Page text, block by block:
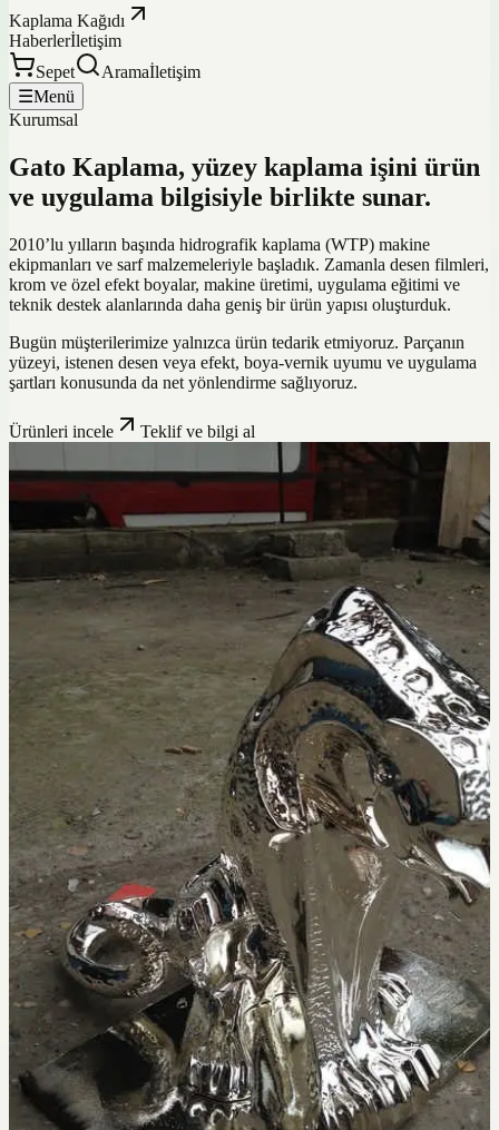
Kaplama Kağıdı
Haberlerİletişim
Sepet
Aramaİletişim
☰Menü
Kurumsal
Gato Kaplama, yüzey kaplama işini ürün
ve uygulama bilgisiyle birlikte sunar.
2010’lu yılların başında hidrografik kaplama (WTP) makine
ekipmanları ve sarf malzemeleriyle başladık. Zamanla desen filmleri,
krom ve özel efekt boyalar, makine üretimi, uygulama eğitimi ve
teknik destek alanlarında daha geniş bir ürün yapısı oluşturduk.
Bugün müşterilerimize yalnızca ürün tedarik etmiyoruz. Parçanın
yüzeyi, istenen desen veya efekt, boya-vernik uyumu ve uygulama
şartları konusunda da net yönlendirme sağlıyoruz.
Ürünleri incele Teklif ve bilgi al